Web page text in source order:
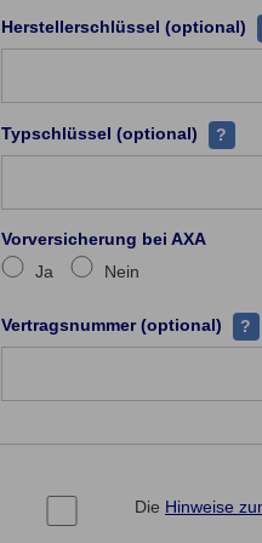
Herstellerschlüssel (optional)
Typschlüssel (optional) Jeder
?
Vorversicherung bei AXA
Ja
Nein
Vertragsnummer (optional) ?
Die Hinweise